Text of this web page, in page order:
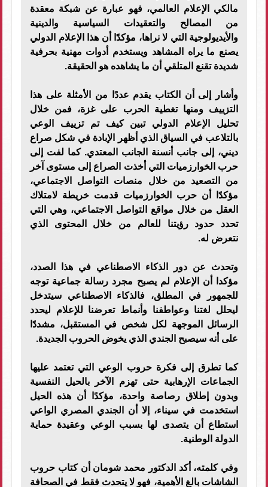
مالكي الإعلام العالمي، فهو عبارة عن شبكة معقدة
من المصالح والتعقيدات السياسية والدينية
والأيديولوجية التي لا نراها، مؤكدًا أن هذا الإعلام الدولي
يصنع ما يراه المشاهد ويستخدم أدوات مهنية بحرفية
شديدة تقنع المتلقي أن ما يشاهده هو الحقيقة.
وأشار إلى أن الكتاب يقدم عددًا من الأمثلة على هذا
التزييف ومنها تغطية الحرب على غزة، فمن خلال
تحليل الإعلام الدولي تبين كيف تم تزييف الوعي
بالتلاعب في السياق الذي أظهر الإبادة في شكل صراع
ديني، إلى جانب أنسنة الجانب المعتدي. كما لفت إلى
حرب الخوارزميات التي أخذت الصراع إلى مستوى آخر
من التصعيد من خلال منصات التواصل الاجتماعي،
مؤكدًا أن حرب الخوارزميات قدمت خريطة لامتلاك
العقل من خلال مواقع التواصل الاجتماعي، وهي التي
تحدد حدود رؤيتنا للعالم من خلال المحتوى الذي
نتعرض له.
وتحدث عن دور الذكاء الاصطناعي في هذا الصدد،
مؤكدا أن الإعلام لم يصبح مجرد رسالة جماعية توجه
للجمهور في المطلق، فالذكاء الاصطناعي سيتدخل
ليحلل لغتنا وعواطفنا وأنماط تعرضنا للإعلام ليحدد
الرسائل الموجهة لكل شخص في المستقبل، مشددًا
على أنه سيصبح الجندي الذي يخوض الحروب الجديدة.
كما تطرق إلى فكرة حروب الوعي التي تعتمد عليها
الجماعات الإرهابية حتى تهزم الآخر بالحيل النفسية
وبدون إطلاق رصاصة واحدة، مؤكدًا أن هذه الحيل
استخدمت في سيناء، إلا أن الجندي المصري الواعي
استطاع أن يتصدى لها بسبب الوعي وعقيدة حماية
الدولة الوطنية.
وفي كلمته، أكد الدكتور محمد شومان أن كتاب حروب
الشاشات بالغ الأهمية، فهو لا يتحدث فقط في الصحافة